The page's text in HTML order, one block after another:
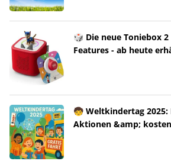
🎲 Die neue Toniebox
Features - ab heute
🧒 Weltkindertag 2025:
Aktionen &amp;